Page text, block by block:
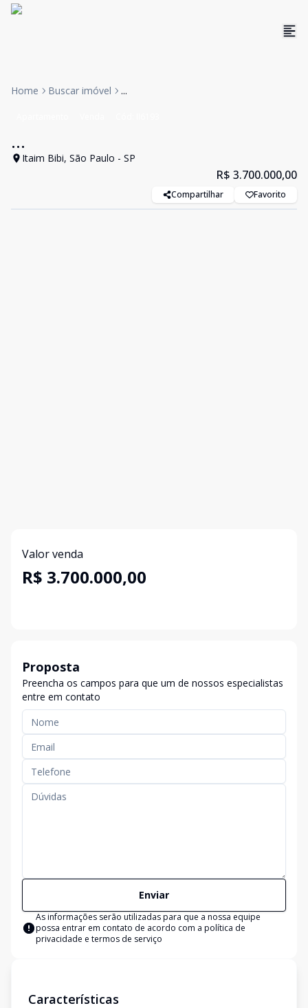
Home Buscar imóvel ...
...
Itaim Bibi, São Paulo - SP
R$ 3.700.000,00
Compartilhar Favorito
Valor venda
R$ 3.700.000,00
Proposta
Preencha os campos para que um de nossos especialistas
entre em contato
Enviar
As informações serão utilizadas para que a nossa equipe
possa entrar em contato de acordo com a política de
privacidade e termos de serviço
Características